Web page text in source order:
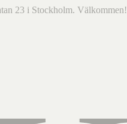
23 i Stockholm. Välkommen!